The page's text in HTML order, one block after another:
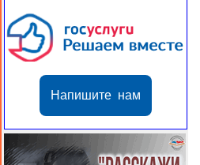
Напишите нам